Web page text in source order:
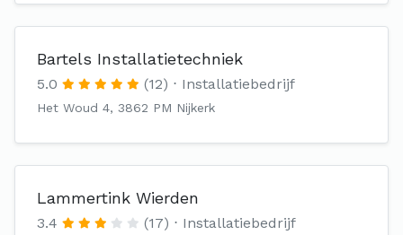
Bartels Installatietechniek
5.0 (12) Installatiebedrijf
Het Woud 4, 3862 PM Nijkerk
Lammertink Wierden
3.4 (17) Installatiebedrijf